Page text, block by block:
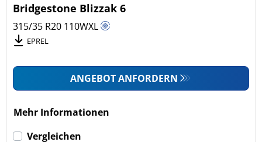
Bridgestone Blizzak 6
315/35 R20 110WXL
EPREL
ANGEBOT ANFORDERN
Mehr Informationen
Vergleichen